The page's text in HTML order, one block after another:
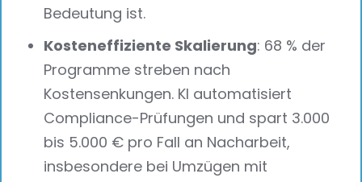
Bedeutung ist.
Kosteneffiziente Skalierung: 68 % der
Programme streben nach
Kostensenkungen. KI automatisiert
Compliance-Prüfungen und spart 3.000
bis 5.000 € pro Fall an Nacharbeit,
insbesondere bei Umzügen mit